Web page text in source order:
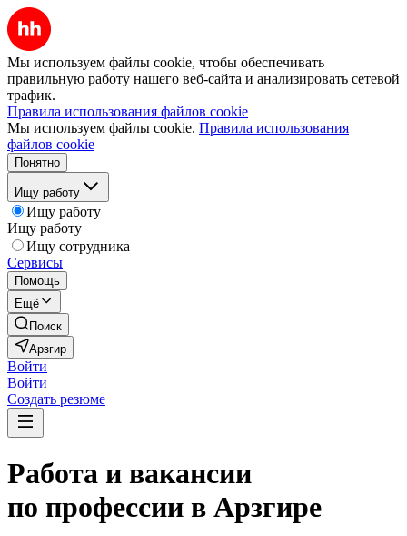
Мы используем файлы cookie, чтобы обеспечивать
правильную работу нашего веб-сайта и анализировать сетевой
трафик.
Правила использования файлов cookie
Мы используем файлы cookie. Правила использования
файлов cookie
Понятно
Ищу работу
Ищу работу
Ищу работу
Ищу сотрудника
Сервисы
Помощь
Ещё
Поиск
Арзгир
Войти
Войти
Создать резюме
Работа и вакансии
по профессии в Арзгире